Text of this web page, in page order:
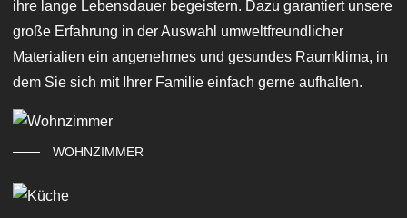
ihre lange Lebensdauer begeistern. Dazu garantiert unsere
große Erfahrung in der Auswahl umweltfreundlicher
Materialien ein angenehmes und gesundes Raumklima, in
dem Sie sich mit Ihrer Familie einfach gerne aufhalten.
WOHNZIMMER